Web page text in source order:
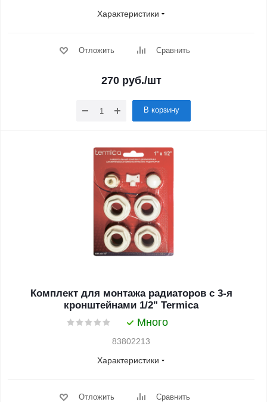
Характеристики
Отложить Сравнить
270 руб./шт
В корзину
Комплект для монтажа радиаторов с 3-я
кронштейнами 1/2" Termica
Много
83802213
Характеристики
Отложить Сравнить